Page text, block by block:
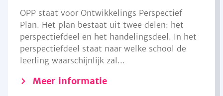
OPP staat voor Ontwikkelings Perspectief
Plan. Het plan bestaat uit twee delen: het
perspectiefdeel en het handelingsdeel. In het
perspectiefdeel staat naar welke school de
leerling waarschijnlijk zal...
Meer informatie